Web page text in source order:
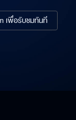
เพื่อรับชมทันที